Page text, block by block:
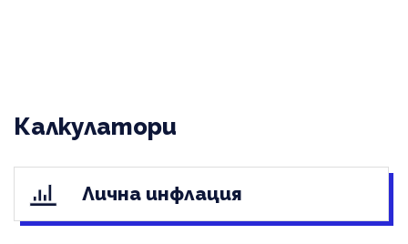
Калкулатори
Лична инфлация